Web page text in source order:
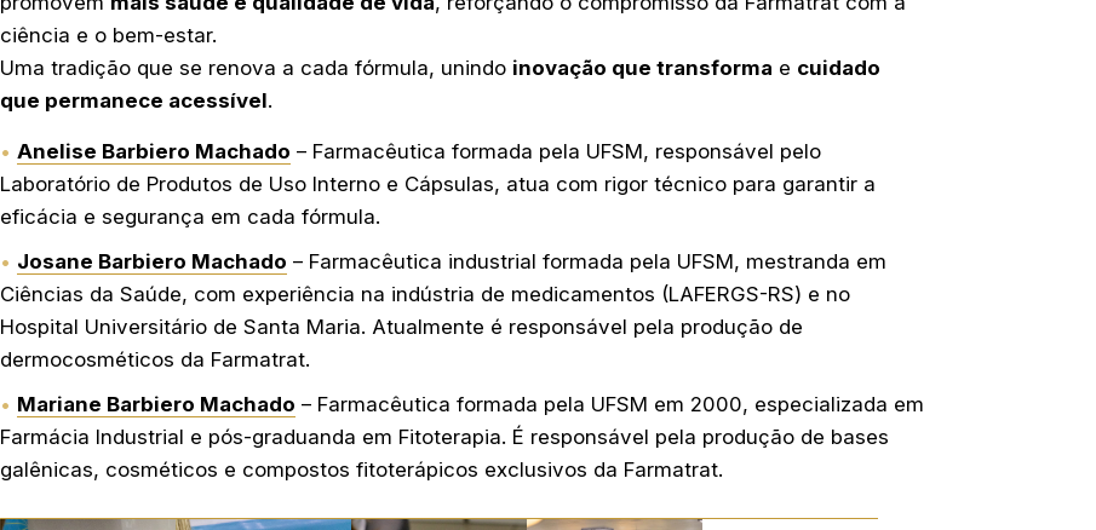
ciência e o bem-estar.
Uma tradição que se renova a cada fórmula, unindo inovação que transforma e cuidado
que permanece acessível.
Anelise Barbiero Machado – Farmacêutica formada pela UFSM, responsável pelo
Laboratório de Produtos de Uso Interno e Cápsulas, atua com rigor técnico para garantir a
eficácia e segurança em cada fórmula.
Josane Barbiero Machado – Farmacêutica industrial formada pela UFSM, mestranda em
Ciências da Saúde, com experiência na indústria de medicamentos (LAFERGS-RS) e no
Hospital Universitário de Santa Maria. Atualmente é responsável pela produção de
dermocosméticos da Farmatrat.
Mariane Barbiero Machado – Farmacêutica formada pela UFSM em 2000, especializada em
Farmácia Industrial e pós-graduanda em Fitoterapia. É responsável pela produção de bases
galênicas, cosméticos e compostos fitoterápicos exclusivos da Farmatrat.